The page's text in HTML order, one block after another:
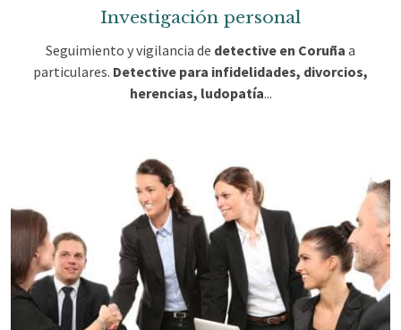
Investigación personal
Seguimiento y vigilancia de detective en Coruña a
particulares. Detective para infidelidades, divorcios,
herencias, ludopatía...